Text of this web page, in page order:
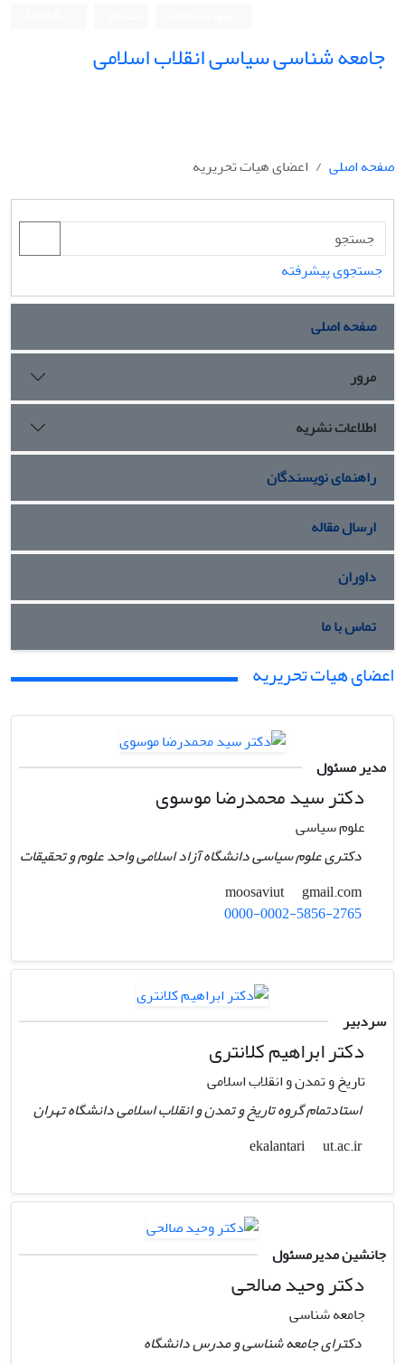
جامعه شناسی سیاسی انقلاب اسلامی
صفحه اصلی اعضای هیات تحریریه
جستجوی پیشرفته
صفحه اصلی
مرور
اطلاعات نشریه
راهنمای نویسندگان
ارسال مقاله
داوران
تماس با ما
اعضای هیات تحریریه
مدیر مسئول
دکتر سید محمدرضا موسوی
علوم سیاسی
دکتری علوم سیاسی دانشگاه آزاد اسلامی واحد علوم و تحقیقات
gmail.com
0000-0002-5856-2765
سردبیر
دکتر ابراهیم کلانتری
تاریخ و تمدن و انقلاب اسلامی
استادتمام گروه تاریخ و تمدن و انقلاب اسلامی دانشگاه تهران
ekalantari
ut.ac.ir
جانشین مدیرمسئول
دکتر وحید صالحی
جامعه شناسی
دکترای جامعه شناسی و مدرس دانشگاه